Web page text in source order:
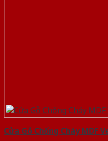
Cửa Gỗ Chống Cháy MDF